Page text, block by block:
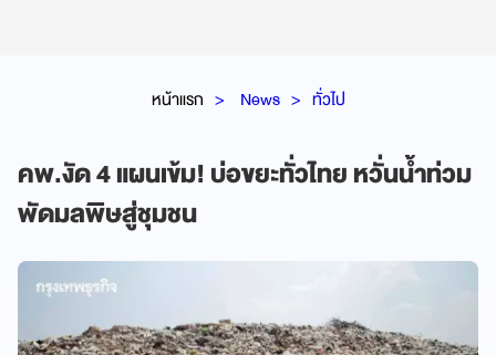
หน้าแรก News ทั่วไป
คพ.งัด 4 แผนเข้ม! บ่อขยะทั่วไทย หวั่นน้ำท่วม
พัดมลพิษสู่ชุมชน